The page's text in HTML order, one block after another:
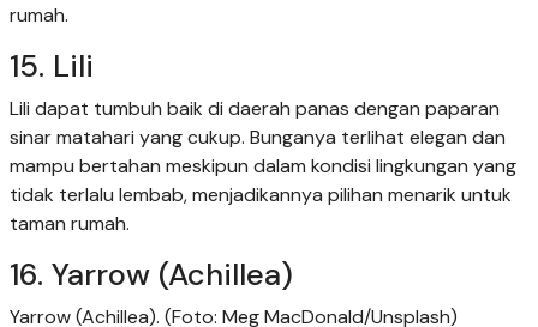
rumah.
15. Lili
Lili dapat tumbuh baik di daerah panas dengan paparan
sinar matahari yang cukup. Bunganya terlihat elegan dan
mampu bertahan meskipun dalam kondisi lingkungan yang
tidak terlalu lembab, menjadikannya pilihan menarik untuk
taman rumah.
16. Yarrow (Achillea)
Yarrow (Achillea). (Foto: Meg MacDonald/Unsplash)